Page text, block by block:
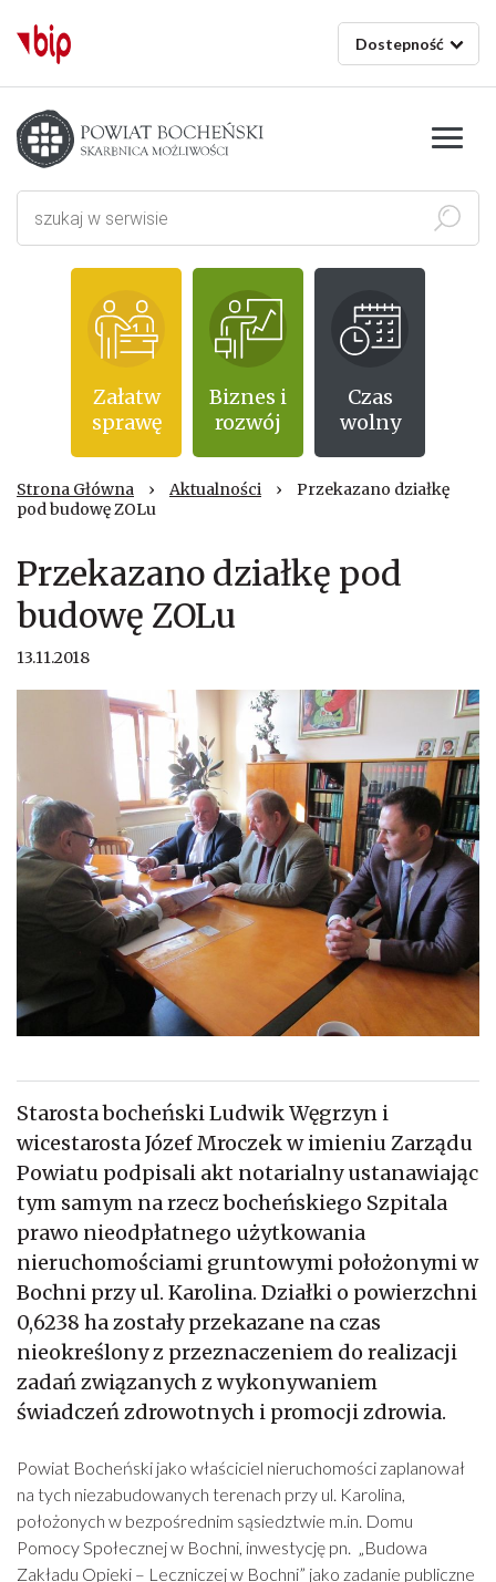
Dostepność
Starostwo powiatowe w Bochni
Szukaj
Załatw
sprawę
Biznes i
rozwój
Czas
wolny
Strona Główna › Aktualności ›
Przekazano działkę
pod budowę ZOLu
Przekazano działkę pod
budowę ZOLu
13.11.2018
Starosta bocheński Ludwik Węgrzyn i
wicestarosta Józef Mroczek w imieniu Zarządu
Powiatu podpisali akt notarialny ustanawiając
tym samym na rzecz bocheńskiego Szpitala
prawo nieodpłatnego użytkowania
nieruchomościami gruntowymi położonymi w
Bochni przy ul. Karolina. Działki o powierzchni
0,6238 ha zostały przekazane na czas
nieokreślony z przeznaczeniem do realizacji
zadań związanych z wykonywaniem
świadczeń zdrowotnych i promocji zdrowia.
Powiat Bocheński jako właściciel nieruchomości zaplanował
na tych niezabudowanych terenach przy ul. Karolina,
położonych w bezpośrednim sąsiedztwie m.in. Domu
Pomocy Społecznej w Bochni, inwestycję pn. „Budowa
Zakładu Opieki – Leczniczej w Bochni” jako zadanie publiczne